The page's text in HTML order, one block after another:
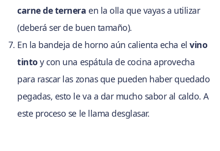
carne de ternera en la olla que vayas a utilizar
(deberá ser de buen tamaño).
En la bandeja de horno aún calienta echa elvino
tinto y con una espátula de cocina aprovecha
para rascar las zonas que pueden haber quedado
pegadas, esto le va a dar mucho sabor al caldo. A
este proceso se le llama desglasar.